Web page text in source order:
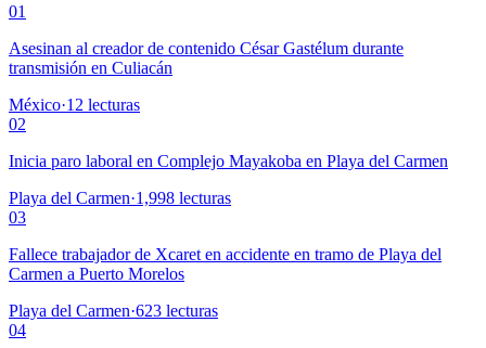
01
Asesinan al creador de contenido César Gastélum durante
transmisión en Culiacán
México·12 lecturas
02
Inicia paro laboral en Complejo Mayakoba en Playa del Carmen
Playa del Carmen·1,998 lecturas
03
Fallece trabajador de Xcaret en accidente en tramo de Playa del
Carmen a Puerto Morelos
Playa del Carmen·623 lecturas
04